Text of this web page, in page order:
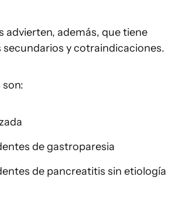
advierten, además, que tiene
secundarios y cotraindicaciones.
son:
de gastroparesia
de pancreatitis sin etiología